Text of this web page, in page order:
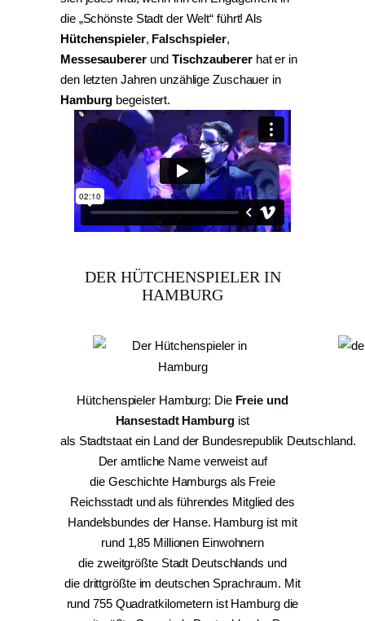
die „Schönste Stadt der Welt“ führt! Als
Hütchenspieler, Falschspieler,
MessesaubererundTischzaubererhat er in
den letzten Jahren unzählige Zuschauer in
Hamburg begeistert.
DER HÜTCHENSPIELER IN
HAMBURG
Hütchenspieler Hamburg: Die Freie und
Hansestadt Hamburgist
als Stadtstaat ein Land der Bundesrepublik Deutschland.
Der amtliche Name verweist auf
die Geschichte Hamburgs als Freie
Reichsstadt und als führendes Mitglied des
Handelsbundes der Hanse. Hamburg ist mit
rund 1,85 Millionen Einwohnern
die zweitgrößte Stadt Deutschlands und
die drittgrößte im deutschen Sprachraum. Mit
rund 755 Quadratkilometern ist Hamburg die